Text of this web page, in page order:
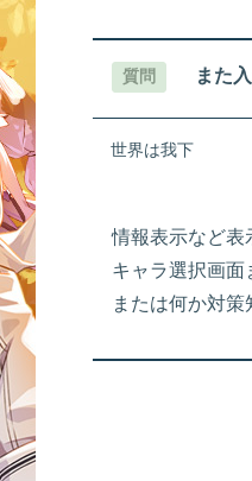
質問 また
世界は我下
情報表示など表
キャラ選択画
または何か対策